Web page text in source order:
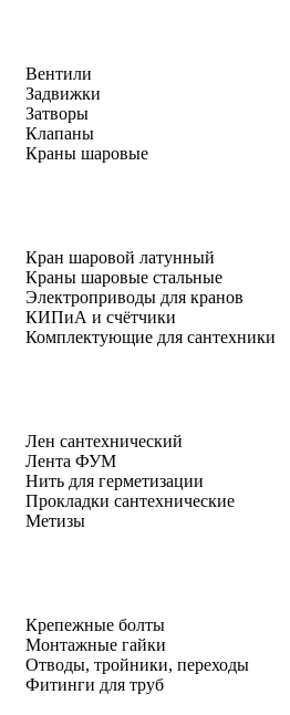
Вентили
Задвижки
Затворы
Клапаны
Краны шаровые
Кран шаровой латунный
Краны шаровые стальные
Электроприводы для кранов
КИПиА и счётчики
Комплектующие для сантехники
Лен сантехнический
Лента ФУМ
Нить для герметизации
Прокладки сантехнические
Метизы
Крепежные болты
Монтажные гайки
Отводы, тройники, переходы
Фитинги для труб